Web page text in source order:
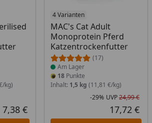
kg)
Aktueller Preis
7,38 €
4 Varianten
MAC's Cat Adult
Monoprotein Pferd
Katzentrockenfutter
(17)
Produkt am Lager
Am Lager
18Punkte
Inhalt: 1,5 kg (11,81 €/kg)
-29% UVP24,99 €
17,72 €